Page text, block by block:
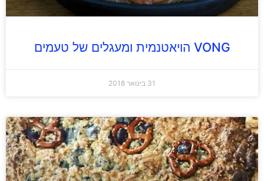
VONG הויאטנמית ומעגלים של טעמים
31 בינואר 2018